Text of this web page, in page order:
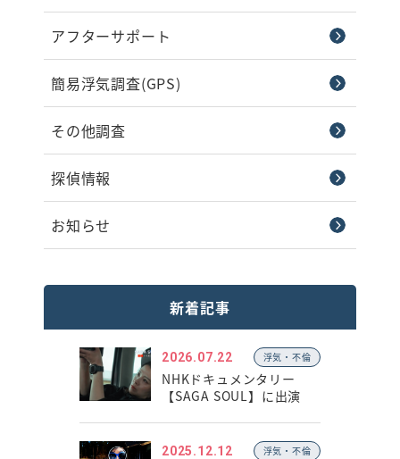
アフターサポート
簡易浮気調査(GPS)
その他調査
探偵情報
お知らせ
新着記事
2026.07.22 浮気・不倫
NHKドキュメンタリー
【SAGA SOUL】に出演
2025.12.12 浮気・不倫